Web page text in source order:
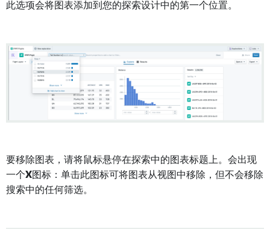
此选项会将图表添加到您的探索设计中的第一个位置。
要移除图表，请将鼠标悬停在探索中的图表标题上。会出现
一个X图标：单击此图标可将图表从视图中移除，但不会移除
搜索中的任何筛选。